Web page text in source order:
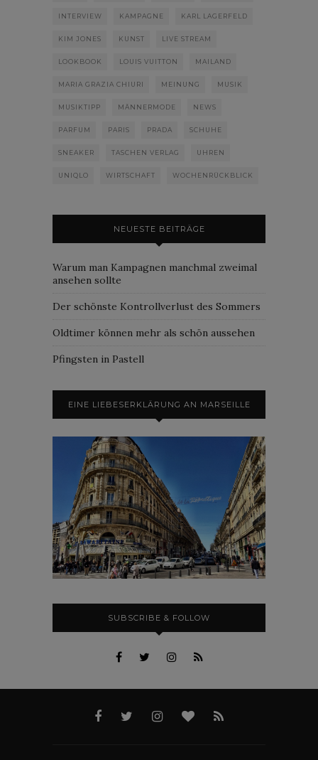
INTERVIEW KAMPAGNE KARL LAGERFELD
KIM JONES KUNST LIVE STREAM
LOOKBOOK LOUIS VUITTON MAILAND
MARIA GRAZIA CHIURI MEINUNG MUSIK
MUSIKTIPP MÄNNERMODE NEWS
PARFUM PARIS PRADA SCHUHE
SNEAKER TASCHEN VERLAG UHREN
UNIQLO WIRTSCHAFT WOCHENRÜCKBLICK
NEUESTE BEITRÄGE
Warum man Kampagnen manchmal zweimal
ansehen sollte
Der schönste Kontrollverlust des Sommers
Oldtimer können mehr als schön aussehen
Pfingsten in Pastell
EINE LIEBESERKLÄRUNG AN MARSEILLE
SUBSCRIBE & FOLLOW